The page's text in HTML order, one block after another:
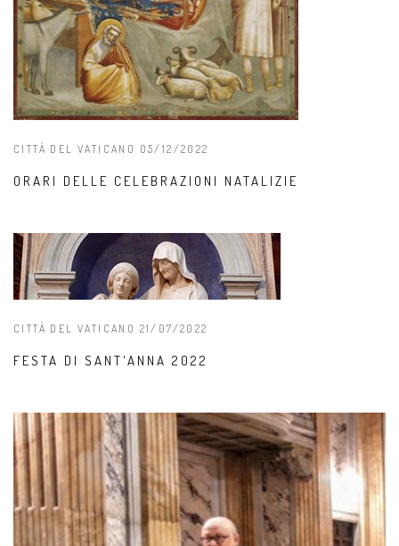
CITTÀ DEL VATICANO 05/12/2022
ORARI DELLE CELEBRAZIONI NATALIZIE
CITTÀ DEL VATICANO 21/07/2022
FESTA DI SANT'ANNA 2022